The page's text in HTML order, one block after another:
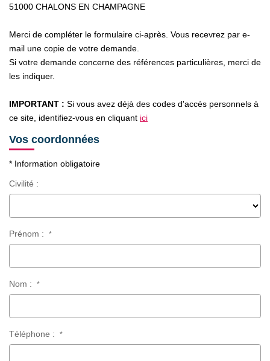
CONTACT
51000 CHALONS EN CHAMPAGNE
Merci de compléter le formulaire ci-après. Vous recevrez par e-
mail une copie de votre demande.
Si votre demande concerne des références particulières, merci de
les indiquer.
IMPORTANT : Si vous avez déjà des codes d'accés personnels à
ce site, identifiez-vous en cliquant ici
Vos coordonnées
* Information obligatoire
Civilité :
Prénom : *
Nom : *
Téléphone : *